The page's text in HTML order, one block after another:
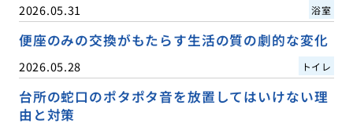
2026.05.31 浴室
便座のみの交換がもたらす生活の質の劇的な変化
2026.05.28 トイレ
台所の蛇口のポタポタ音を放置してはいけない理
由と対策